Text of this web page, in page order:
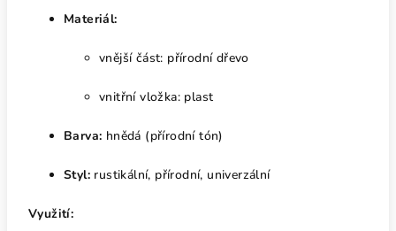
Materiál:
vnější část: přírodní dřevo
vnitřní vložka: plast
Barva: hnědá (přírodní tón)
Styl: rustikální, přírodní, univerzální
Využití: